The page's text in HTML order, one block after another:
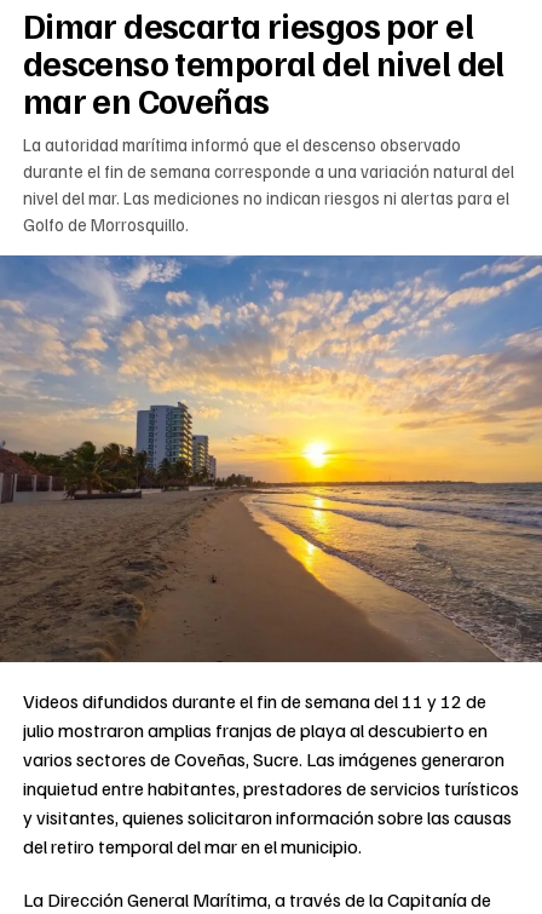
Dimar descarta riesgos por el
descenso temporal del nivel del
mar en Coveñas
La autoridad marítima informó que el descenso observado
durante el fin de semana corresponde a una variación natural del
nivel del mar. Las mediciones no indican riesgos ni alertas para el
Golfo de Morrosquillo.
Videos difundidos durante el fin de semana del 11 y 12 de
julio mostraron amplias franjas de playa al descubierto en
varios sectores de Coveñas, Sucre. Las imágenes generaron
inquietud entre habitantes, prestadores de servicios turísticos
y visitantes, quienes solicitaron información sobre las causas
del retiro temporal del mar en el municipio.
La Dirección General Marítima, a través de la Capitanía de